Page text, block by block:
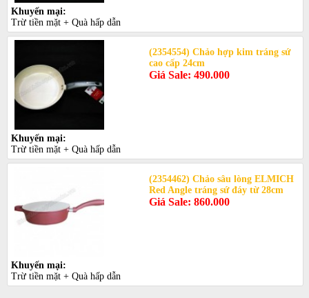
Khuyến mại:
Trừ tiền mặt + Quà hấp dẫn
(2354554) Chảo hợp kim tráng sứ
cao cấp 24cm
Giá Sale: 490.000
Khuyến mại:
Trừ tiền mặt + Quà hấp dẫn
(2354462) Chảo sâu lòng ELMICH
Red Angle tráng sứ đáy từ 28cm
Giá Sale: 860.000
Khuyến mại:
Trừ tiền mặt + Quà hấp dẫn